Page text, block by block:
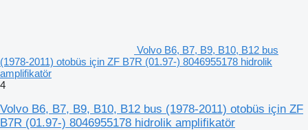
Volvo B6, B7, B9, B10, B12 bus
(1978-2011) otobüs için ZF B7R (01.97-) 8046955178 hidrolik
amplifikatör
4
Volvo B6, B7, B9, B10, B12 bus (1978-2011) otobüs için ZF
B7R (01.97-) 8046955178 hidrolik amplifikatör